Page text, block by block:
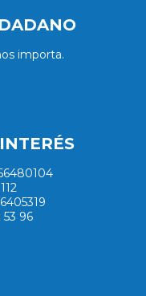
importa.
96